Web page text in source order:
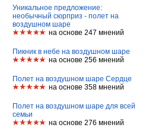
Уникальное предложение:
необычный сюрприз - полет на
воздушном шаре
на основе 247 мнений
Пикник в небе на воздушном шаре
на основе 256 мнений
Полет на воздушном шаре Сердце
на основе 358 мнений
Полет на воздушном шаре для всей
семьи
на основе 276 мнений